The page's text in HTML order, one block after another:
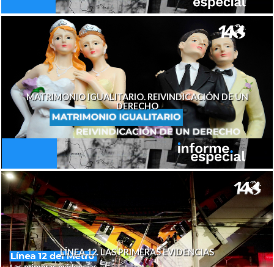
MATRIMONIO IGUALITARIO. REIVINDICACIÓN DE UN
DERECHO
LÍNEA 12. LAS PRIMERAS EVIDENCIAS